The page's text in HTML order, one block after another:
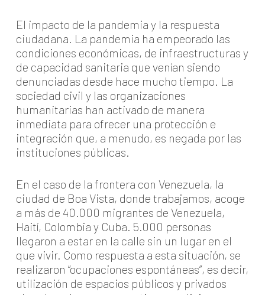
El impacto de la pandemia y la respuesta
ciudadana. La pandemia ha empeorado las
condiciones económicas, de infraestructuras y
de capacidad sanitaria que venían siendo
denunciadas desde hace mucho tiempo. La
sociedad civil y las organizaciones
humanitarias han activado de manera
inmediata para ofrecer una protección e
integración que, a menudo, es negada por las
instituciones públicas.
En el caso de la frontera con Venezuela, la
ciudad de Boa Vista, donde trabajamos, acoge
a más de 40.000 migrantes de Venezuela,
Haití, Colombia y Cuba. 5.000 personas
llegaron a estar en la calle sin un lugar en el
que vivir. Como respuesta a esta situación, se
realizaron “ocupaciones espontáneas”, es decir,
utilización de espacios públicos y privados